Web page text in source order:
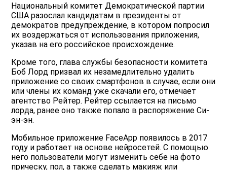
Национальный комитет Демократической партии
США разослал кандидатам в президенты от
демократов предупреждение, в котором попросил
их воздержаться от использования приложения,
указав на его российское происхождение.
Кроме того, глава службы безопасности комитета
Боб Лорд призвал их незамедлительно удалить
приложение со своих смартфонов в случае, если они
или члены их команд уже скачали его, отмечает
агентство Рейтер. Рейтер ссылается на письмо
лорда, ранее оно также попало в распоряжение Си-
эн-эн.
Мобильное приложение FaceApp появилось в 2017
году и работает на основе нейросетей. С помощью
него пользователи могут изменить себе на фото
прическу, пол, а также сделать макияж или